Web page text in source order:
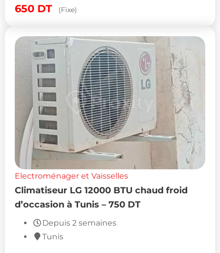
650 DT (Fixe)
Electroménager et Vaisselles
Climatiseur LG 12000 BTU chaud froid
d’occasion à Tunis – 750 DT
Depuis 2 semaines
Tunis